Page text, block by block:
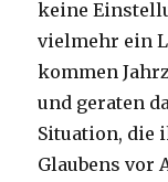
keine
vielmehr ein
kommen
und geraten
Situation, die
Glaubens vor